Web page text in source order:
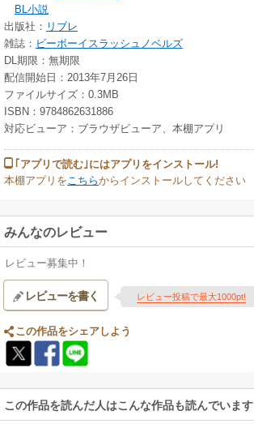
BL小説
出版社： リブレ
雑誌： ビーボーイスラッシュノベルズ
DL期限：無期限
配信開始日：2013年7月26日
ファイルサイズ：0.3MB
ISBN：9784862631886
対応ビューア：ブラウザビューア、本棚アプリ
｢アプリで読む｣にはアプリをインストール!
本棚アプリを こちらからインストールしてください
みんなのレビュー
レビュー募集中！
レビューを書く レビュー投稿で最大1000pt!
この作品をシェアしよう
この作品を読んだ人はこんな作品も読んでいます